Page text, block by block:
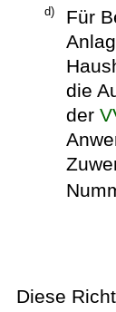
d)
Für
die
der
Diese